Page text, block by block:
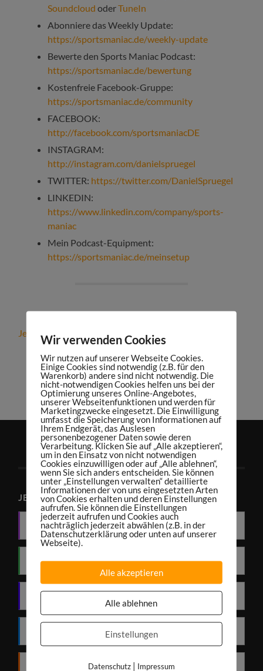
Soundcloud oderTuneIn
Abonniere das Weekly Update:
https://sportsmaniac.de/weekly-update
Bewerte den Sports Maniac Podcast:
https://sportsmaniac.de/bewertung
Kostenfreie Facebook-Gruppe:
https://sportsmaniac.de/community
FACEBOOK:
http://facebook.com/sportsmaniacDE
INSTAGRAM:
http://instagram.com/danielspruegel
TWITTER: https://twitter.com/DanielSpruegel
LINKEDIN:
https://www.linkedin.com/company/sports-
maniac
Mein Podcast-Equipment:
https://sportsmaniac.de/meinsetup
Jetzt kostenfreies Strategiegespräch vereinbaren!
teilen tweet
teilen teilen
JETZT PODCAST ABONNIEREN
Apple Podcasts
Spotify
Wir verwenden Cookies
Wir nutzen auf unserer Webseite Cookies.
Einige Cookies sind notwendig (z.B. für den
Warenkorb) andere sind nicht notwendig. Die
nicht-notwendigen Cookies helfen uns bei der
Optimierung unseres Online-Angebotes,
unserer Webseitenfunktionen und werden für
Marketingzwecke eingesetzt. Die Einwilligung
umfasst die Speicherung von Informationen auf
Ihrem Endgerät, das Auslesen
personenbezogener Daten sowie deren
Verarbeitung. Klicken Sie auf „Alle akzeptieren“,
um in den Einsatz von nicht notwendigen
Cookies einzuwilligen oder auf „Alle ablehnen“,
wenn Sie sich anders entscheiden. Sie können
unter „Einstellungen verwalten“ detaillierte
Informationen der von uns eingesetzten Arten
von Cookies erhalten und deren Einstellungen
aufrufen. Sie können die Einstellungen
jederzeit aufrufen und Cookies auch
nachträglich jederzeit abwählen (z.B. in der
Datenschutzerklärung oder unten auf unserer
Webseite).
Alle akzeptieren
Alle ablehnen
Einstellungen
Datenschutz| Impressum